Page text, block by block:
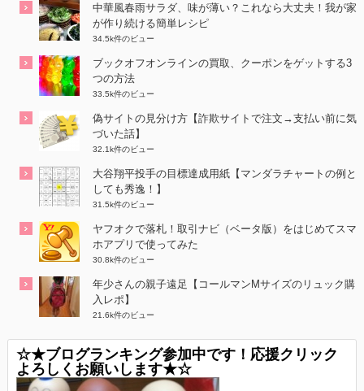
中華風春雨サラダ、味が薄い？これなら大丈夫！我が家
が作り続ける簡単レシピ
34.5k件のビュー
ブックオフオンラインの買取、クーポンをゲットする3
つの方法
33.5k件のビュー
偽サイトの見分け方【詐欺サイトで注文→支払い前に気
づいた話】
32.1k件のビュー
大谷翔平投手の目標達成用紙【マンダラチャートの例と
しても秀逸！】
31.5k件のビュー
ヤフオクで落札！取引ナビ（ベータ版）をはじめてスマ
ホアプリで使ってみた
30.8k件のビュー
年少さんの親子遠足【コールマンMサイズのリュック購
入レポ】
21.6k件のビュー
☆★ブログランキング参加中です！応援クリック
よろしくお願いします★☆